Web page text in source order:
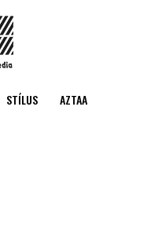
STÍLUS AZTAA